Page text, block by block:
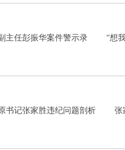
任彭振华案件警示录 “想我
记张家胜违纪问题剖析 张